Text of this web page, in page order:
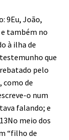
9Eu, João,
também no
à ilha de
que
pelo
como de
o num
falando; e
meio dos
“filho de